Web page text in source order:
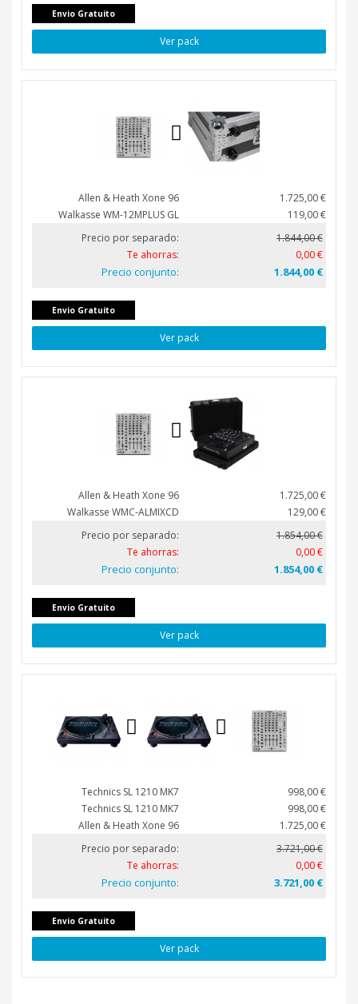
Envio Gratuito
Ver pack
Allen & Heath Xone 96
1.725,00 €
Walkasse WM-12MPLUS GL
119,00 €
Precio por separado:
1.844,00 €
Te ahorras:
0,00 €
Precio conjunto: 1.844,00 €
Envio Gratuito
Ver pack
Allen & Heath Xone 96
1.725,00 €
Walkasse WMC-ALMIXCD
129,00 €
Precio por separado:
1.854,00 €
Te ahorras:
0,00 €
Precio conjunto: 1.854,00 €
Envio Gratuito
Ver pack
Technics SL 1210 MK7
998,00 €
Technics SL 1210 MK7
998,00 €
Allen & Heath Xone 96
1.725,00 €
Precio por separado:
3.721,00 €
Te ahorras:
0,00 €
Precio conjunto: 3.721,00 €
Envio Gratuito
Ver pack